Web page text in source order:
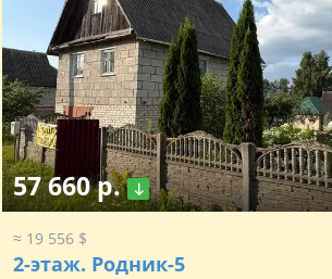
57 660 р.
≈ 19 556 $
2-этаж. Родник-5